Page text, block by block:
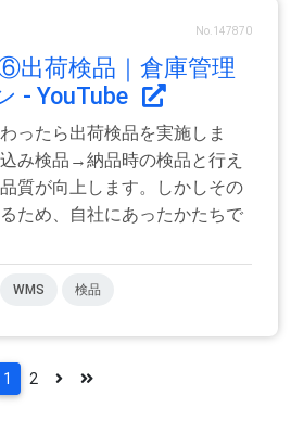
No.147870
出荷検品｜倉庫管理
- YouTube
ったら出荷検品を実施しま
み検品→納品時の検品と行え
質が向上します。しかしその
ため、自社にあったかたちで
WMS 検品
1 2